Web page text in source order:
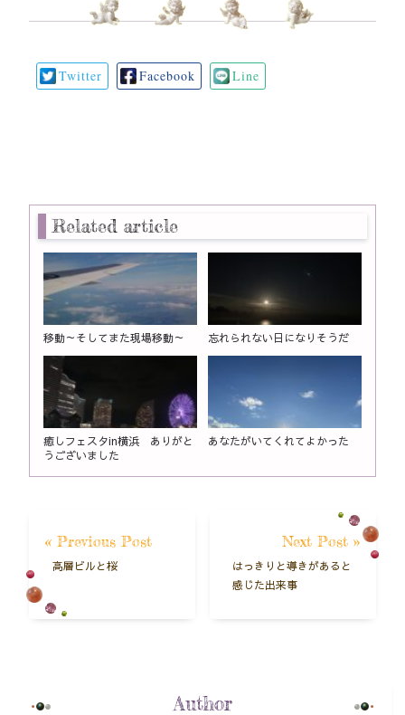
Twitter Facebook Line
Related article
移動～そしてまた現場移動～ 忘れられない日になりそうだ
癒しフェスタin横浜 ありがと
うございました
あなたがいてくれてよかった
« Previous Post
高層ビルと桜
Next Post »
はっきりと導きがあると
感じた出来事
Author